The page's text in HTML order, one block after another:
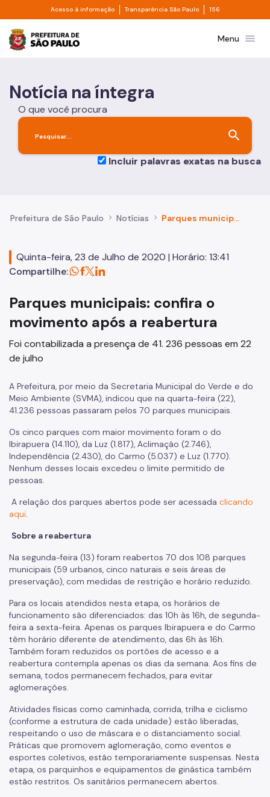
Pular para o Conteúdo principal
Acesso à informação Divisor de acesso à informação
Transparência São Paulo Divisor de
156
Prefeitura de São PauloMenu menu
Notícia na íntegra
O que você procura
search
Incluir palavras exatas na busca
Prefeitura de São Paulo Notícias Parques municipais: confira o movimento após a reabertura
Quinta-feira, 23 de Julho de 2020 | Horário: 13:41
Compartilhe:
Parques municipais: confira o
movimento após a reabertura
Foi contabilizada a presença de 41. 236 pessoas em 22
de julho
A Prefeitura, por meio da Secretaria Municipal do Verde e do
Meio Ambiente (SVMA), indicou que na quarta-feira (22),
41.236 pessoas passaram pelos 70 parques municipais.
Os cinco parques com maior movimento foram o do
Ibirapuera (14.110), da Luz (1.817), Aclimação (2.746),
Independência (2.430), do Carmo (5.037) e Luz (1.770).
Nenhum desses locais excedeu o limite permitido de
pessoas.
A relação dos parques abertos pode ser acessada clicando
aqui.
Sobre a reabertura
Na segunda-feira (13) foram reabertos 70 dos 108 parques
municipais (59 urbanos, cinco naturais e seis áreas de
preservação), com medidas de restrição e horário reduzido.
Para os locais atendidos nesta etapa, os horários de
funcionamento são diferenciados: das 10h às 16h, de segunda-
feira a sexta-feira. Apenas os parques Ibirapuera e do Carmo
têm horário diferente de atendimento, das 6h às 16h.
Também foram reduzidos os portões de acesso e a
reabertura contempla apenas os dias da semana. Aos fins de
semana, todos permanecem fechados, para evitar
aglomerações.
Atividades físicas como caminhada, corrida, trilha e ciclismo
(conforme a estrutura de cada unidade) estão liberadas,
respeitando o uso de máscara e o distanciamento social.
Práticas que promovem aglomeração, como eventos e
esportes coletivos, estão temporariamente suspensas. Nesta
etapa, os parquinhos e equipamentos de ginástica também
estão restritos. Os sanitários permanecem abertos.